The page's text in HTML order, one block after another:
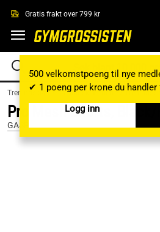
Gratis frakt over 799 kr
500 velkomstpoeng til nye
✔ 1 poeng per krone du handler
Logg inn
Treningsklær / Treningsklær herre /
Pro Mesh Shorts, Black/
GASP